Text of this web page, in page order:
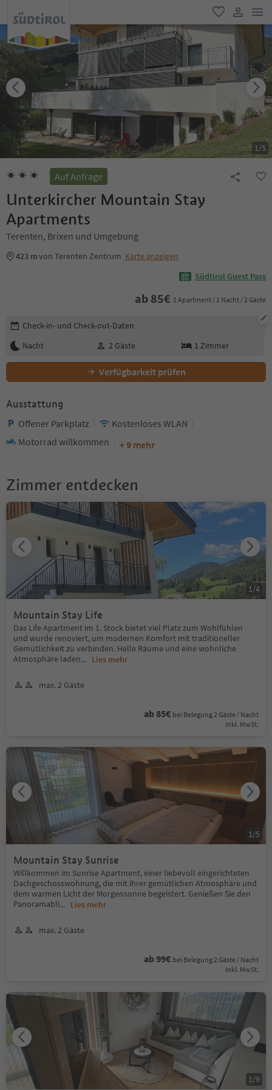
favorit
user link
1/5
Auf Anfrage
Unterkircher Mountain Stay
Apartments
Terenten, Brixen und Umgebung
423 mvon Terenten Zentrum Karte anzeigen
Südtirol Guest Pass
ab 85€ 1 Apartment / 1 Nacht / 2 Gäste
Buchungsdetails bearbeiten
Check-in- und Check-out-Daten
Nacht
2 Gäste 1 Zimmer
Verfügbarkeit prüfen
Ausstattung
Offener Parkplatz
Kostenloses WLAN
Motorrad willkommen
+ 9 mehr
Zimmer entdecken
Mountain Stay Life
Das Life Apartment im 1. Stock bietet viel Platz zum Wohlfühlen
und wurde renoviert, um modernen Komfort mit traditioneller
Gemütlichkeit zu verbinden. Helle Räume und eine wohnliche
Atmosphäre laden... Lies mehr
max. 2 Gäste
ab 85€ bei Belegung 2 Gäste / Nacht
Inkl. MwSt.
1 /4
Mountain Stay Sunrise
Willkommen im Sunrise Apartment, einer liebevoll eingerichteten
Dachgeschosswohnung, die mit ihrer gemütlichen Atmosphäre und
dem warmen Licht der Morgensonne begeistert. Genießen Sie den
Panoramabli... Lies mehr
max. 2 Gäste
ab 99€ bei Belegung 2 Gäste / Nacht
Inkl. MwSt.
1 /5
1 /9